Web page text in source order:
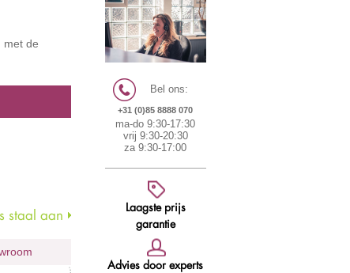
met de
staal aan
Bel ons:
+31 (0)85 8888 070
ma-do 9:30-17:30
vrij 9:30-20:30
za 9:30-17:00
Laagste prijs
garantie
Advies door experts